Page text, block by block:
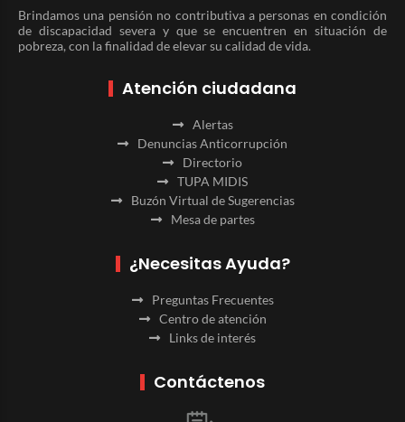
Brindamos una pensión no contributiva a personas en condición
de discapacidad severa y que se encuentren en situación de
pobreza, con la finalidad de elevar su calidad de vida.
Atención ciudadana
Alertas
Denuncias Anticorrupción
Directorio
TUPA MIDIS
Buzón Virtual de Sugerencias
Mesa de partes
¿Necesitas Ayuda?
Preguntas Frecuentes
Centro de atención
Links de interés
Contáctenos